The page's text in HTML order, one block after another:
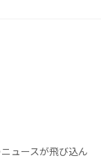
ュースが飛び込ん